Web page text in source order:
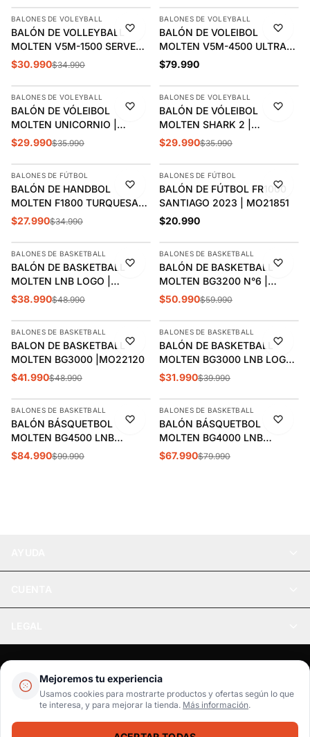
Mejoremos tu experiencia
Usamos cookies para mostrarte productos y ofertas según lo que
te interesa, y para mejorar la tienda. Más información.
-11%
BALONES DE VOLEYBALL
BALÓN DE VOLLEYBALL
MOLTEN V5M-1500 SERVE
MO21761
$30.990$34.990
BALONES DE VOLEYBALL
BALÓN DE VOLEIBOL
MOLTEN V5M-4500 ULTRA
TOUCH SANTIAGO 2023 |
$79.990
-17%
AGREGAR
BALONES DE VOLEYBALL
BALÓN DE VÓLEIBOL
MOLTEN UNICORNIO |
MO22234
$29.990$35.990
-17%
AGREGAR
BALONES DE VOLEYBALL
BALÓN DE VÓLEIBOL
MOLTEN SHARK 2 |
MO22233
$29.990$35.990
-20%
AGREGAR
BALONES DE FÚTBOL
BALÓN DE HANDBOL
MOLTEN F1800 TURQUESA
RESINA FREE T1 | MO21996
$27.990$34.990
AGREGAR
BALONES DE FÚTBOL
BALÓN DE FÚTBOL FR1000
SANTIAGO 2023 | MO21851
$20.990
-20%
AGREGAR
BALONES DE BASKETBALL
BALÓN DE BASKETBALL
MOLTEN LNB LOGO |
MO21943
$38.990$48.990
-15%
AGREGAR
BALONES DE BASKETBALL
BALÓN DE BASKETBALL
MOLTEN BG3200 N°6 |
MO22123
$50.990$59.990
-14%
AGREGAR
BALONES DE BASKETBALL
BALON DE BASKETBALL
MOLTEN BG3000 |MO22120
$41.990$48.990
-20%
AGREGAR
BALONES DE BASKETBALL
BALÓN DE BASKETBALL
MOLTEN BG3000 LNB LOGO
T.5 | MO21940
$31.990$39.990
-15%
AGREGAR
BALONES DE BASKETBALL
BALÓN BÁSQUETBOL
MOLTEN BG4500 LNB
MO21933
$84.990$99.990
-15%
AGREGAR
BALONES DE BASKETBALL
BALÓN BÁSQUETBOL
MOLTEN BG4000 LNB
MO21934
$67.990$79.990
Realsport © 2026